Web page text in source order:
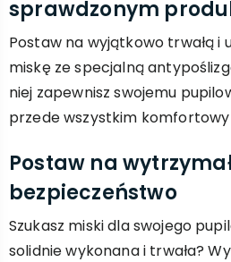
sprawdzonym
Postaw na wyjątkowo trwałą i
miskę ze specjalną
niej zapewnisz swojemu
przede wszystkim komfortowy
Postaw na
bezpieczeństwo
Szukasz miski dla swojego
solidnie wykonana i trwała?